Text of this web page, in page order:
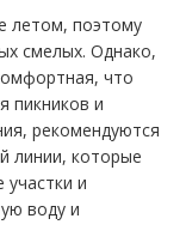
летом, поэтому
смелых. Однако,
что
пикников и
рекомендуются
линии, которые
участки и
воду и